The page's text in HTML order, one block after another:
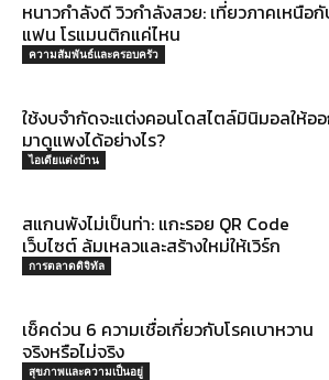
หนาวกำลังดี วิวกำลังสวย: เที่ยวภาคเหนือ
แฟน โรแมนติกแค่ไหน
ความสัมพันธ์และครอบครัว
ใช้งบจำกัดจะแต่งคอนโดสไตล์มินิมอลให้อ
มาดูแพงได้อย่างไร?
ไอเดียแต่งบ้าน
สแกนพังไม่เป็นท่า: แกะรอย QR Code
เว็บไซต์ ล้มเหลวและสร้างใหม่ให้เวิร์ก
การตลาดดิจิทัล
เช็คด่วน 6 ความเชื่อเกี่ยวกับโรคเบาหวาน
จริงหรือไม่จริง
สุขภาพและความเป็นอยู่